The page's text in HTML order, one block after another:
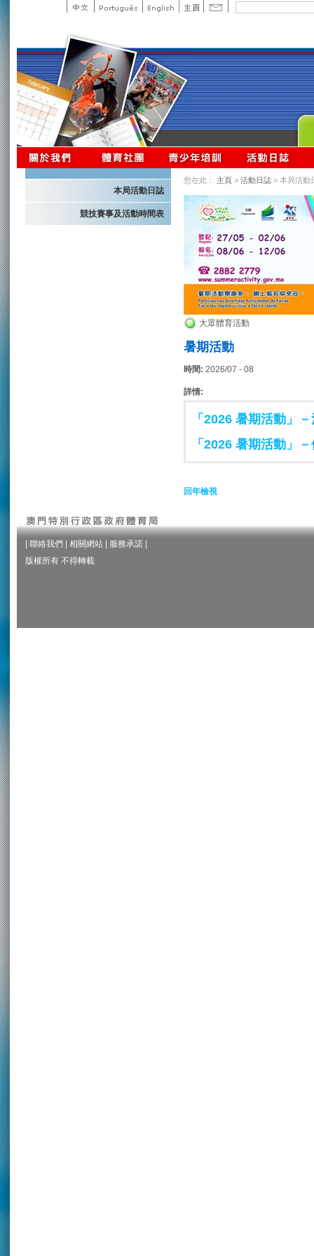
本局活動日誌
競技賽事及活動時間表
您在此： 主頁 > 活動日誌 > 本局活動
大眾體育活動
暑期活動
時間: 2026/07 - 08
詳情:
「2026 暑期活動」
「2026 暑期活動」
回年檢視
聯絡我們 相關網站 服務承諾
版權所有 不得轉載